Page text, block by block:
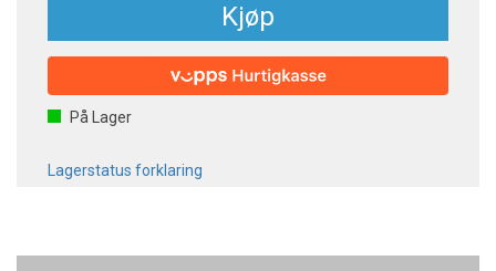
Kjøp
På Lager
Lagerstatus forklaring